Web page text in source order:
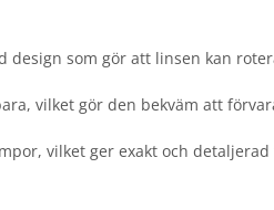
design som gör att linsen kan
vilket gör den bekväm att
vilket ger exakt och